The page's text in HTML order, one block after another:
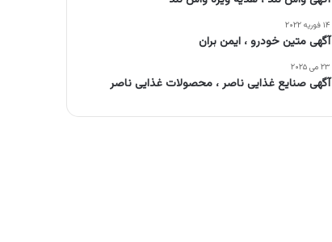
۱۴ فوریه ۲۰۲۲
آگهی متین خودرو ، ایمن بران
۲۳ می ۲۰۲۵
آگهی صنایع غذایی ناصر ، محصولات غذایی ناصر